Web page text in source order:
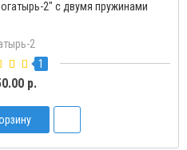
Д" с доводчиком
Д
2
р.